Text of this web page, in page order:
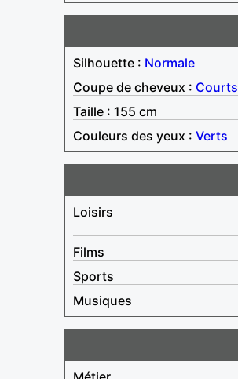
Silhouette : Normale
Coupe de cheveux : Courts
Taille : 155 cm
Couleurs des yeux : Verts
Loisirs
Films
Sports
Musiques